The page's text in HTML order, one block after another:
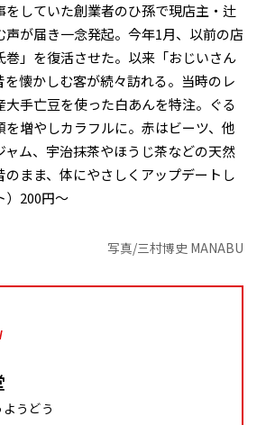
をしていた創業者のひ孫で現店主・辻
声が届き一念発起。今年1月、以前の店
巻」を復活させた。以来「おじいさん
を懐かしむ客が続々訪れる。当時のレ
大手亡豆を使った白あんを特注。ぐる
を増やしカラフルに。赤はビーツ、他
ャム、宇治抹茶やほうじ茶などの天然
のまま、体にやさしくアップデートし
）200円～
写真/三村博史 MANABU
うどう